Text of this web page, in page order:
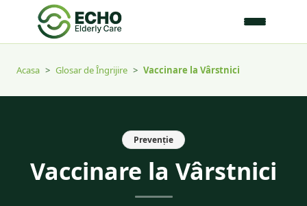
Acasa > Glosar de Îngrijire > Vaccinare la Vârstnici
Prevenție
Vaccinare la Vârstnici